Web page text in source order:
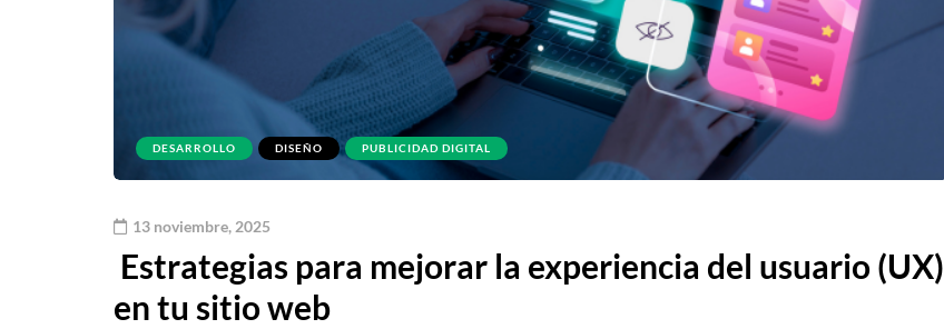
DESARROLLO DISEÑO PUBLICIDAD DIGITAL
13 noviembre, 2025
Estrategias para mejorar la experiencia del usuario (UX)
en tu sitio web